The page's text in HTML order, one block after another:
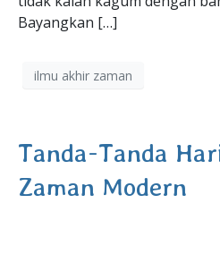
Bayangkan […]
ilmu akhir zaman
Tanda-Tanda
Zaman Modern